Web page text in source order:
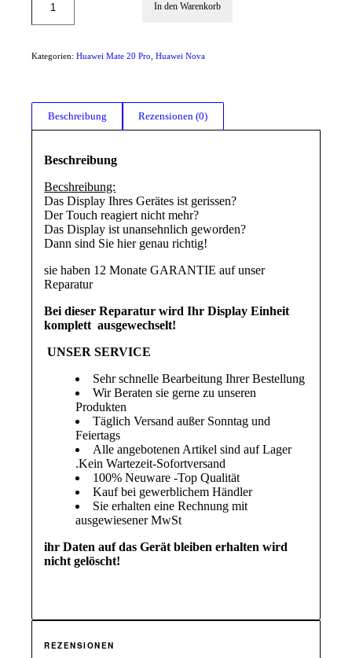
In den Warenkorb
Kategorien:Huawei Mate 20 Pro ,Huawei Nova
Beschreibung Rezensionen (0)
Beschreibung
Becshreibung:
Das Display Ihres Gerätes ist gerissen?
Der Touch reagiert nicht mehr?
Das Display ist unansehnlich geworden?
Dann sind Sie hier genau richtig!
sie haben 12 Monate GARANTIE auf unser
Reparatur
Bei dieser Reparatur wird Ihr Display Einheit
komplett ausgewechselt!
UNSER SERVICE
Sehr schnelle Bearbeitung Ihrer Bestellung
Wir Beraten sie gerne zu unseren
Produkten
Täglich Versand außer Sonntag und
Feiertags
Alle angebotenen Artikel sind auf Lager
.Kein Wartezeit-Sofortversand
100% Neuware -Top Qualität
Kauf bei gewerblichem Händler
Sie erhalten eine Rechnung mit
ausgewiesener MwSt
ihr Daten auf das Gerät bleiben erhalten wird
nicht gelöscht!
REZENSIONEN